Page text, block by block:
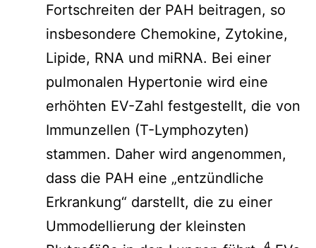
Fortschreiten der PAH beitragen, so
insbesondere Chemokine, Zytokine,
Lipide, RNA und miRNA. Bei einer
pulmonalen Hypertonie wird eine
erhöhten EV-Zahl festgestellt, die von
Immunzellen (T-Lymphozyten)
stammen. Daher wird angenommen,
dass die PAH eine „entzündliche
Erkrankung“ darstellt, die zu einer
Ummodellierung der kleinsten